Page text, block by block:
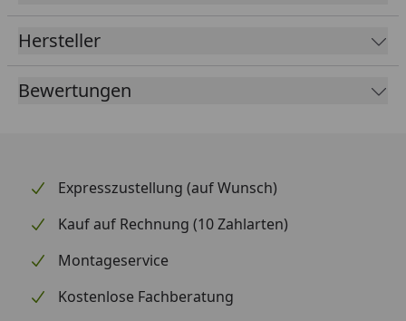
Hersteller
Bewertungen
Expresszustellung (auf Wunsch)
Kauf auf Rechnung (10 Zahlarten)
Montageservice
Kostenlose Fachberatung